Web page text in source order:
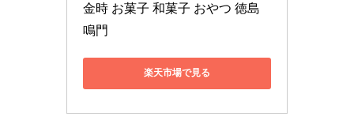
金時 お菓子 和菓子 おやつ 徳島
鳴門
楽天市場で見る